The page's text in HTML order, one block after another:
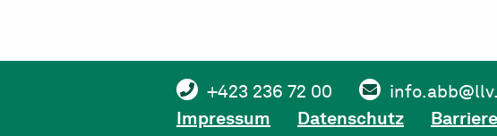
+423 236 72 00
Impressum
Datenschutz